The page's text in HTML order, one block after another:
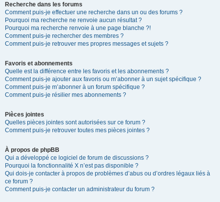
Recherche dans les forums
Comment puis-je effectuer une recherche dans un ou des forums ?
Pourquoi ma recherche ne renvoie aucun résultat ?
Pourquoi ma recherche renvoie à une page blanche ?!
Comment puis-je rechercher des membres ?
Comment puis-je retrouver mes propres messages et sujets ?
Favoris et abonnements
Quelle est la différence entre les favoris et les abonnements ?
Comment puis-je ajouter aux favoris ou m’abonner à un sujet spécifique ?
Comment puis-je m’abonner à un forum spécifique ?
Comment puis-je résilier mes abonnements ?
Pièces jointes
Quelles pièces jointes sont autorisées sur ce forum ?
Comment puis-je retrouver toutes mes pièces jointes ?
À propos de phpBB
Qui a développé ce logiciel de forum de discussions ?
Pourquoi la fonctionnalité X n’est pas disponible ?
Qui dois-je contacter à propos de problèmes d’abus ou d’ordres légaux liés à
ce forum ?
Comment puis-je contacter un administrateur du forum ?